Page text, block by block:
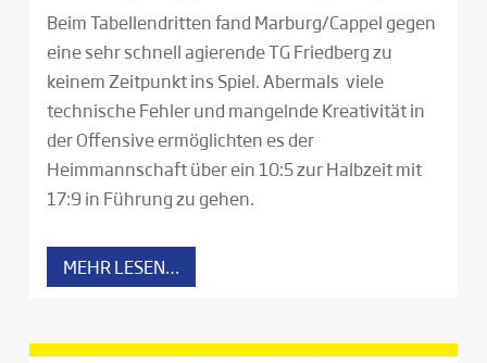
Beim Tabellendritten fand Marburg/Cappel gegen
eine sehr schnell agierende TG Friedberg zu
keinem Zeitpunkt ins Spiel. Abermals viele
technische Fehler und mangelnde Kreativität in
der Offensive ermöglichten es der
Heimmannschaft über ein 10:5 zur Halbzeit mit
17:9 in Führung zu gehen.
MEHR LESEN…